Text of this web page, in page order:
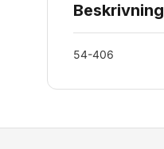
Beskrivning
54-406